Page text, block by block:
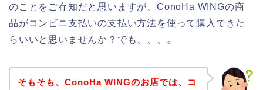
のことをご存知だと思いますが、ConoHa WINGの商
品がコンビニ支払いの支払い方法を使って購入できた
らいいと思いませんか？でも、、、。
そもそも、ConoHa WINGのお店では、コ